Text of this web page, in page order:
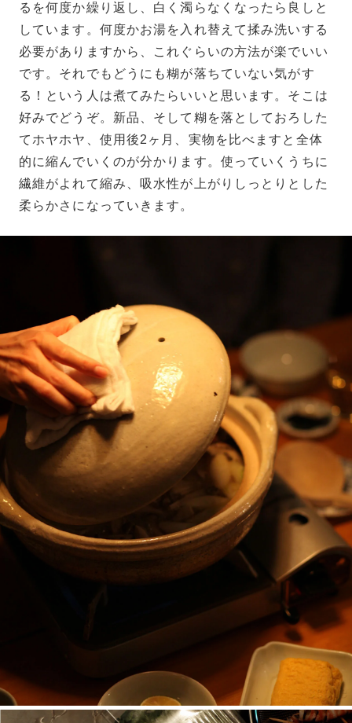
るを何度か繰り返し、白く濁らなくなったら良しと
しています。何度かお湯を入れ替えて揉み洗いする
必要がありますから、これぐらいの方法が楽でいい
です。それでもどうにも糊が落ちていない気がす
る！という人は煮てみたらいいと思います。そこは
好みでどうぞ。新品、そして糊を落としておろした
てホヤホヤ、使用後2ヶ月、実物を比べますと全体
的に縮んでいくのが分かります。使っていくうちに
繊維がよれて縮み、吸水性が上がりしっとりとした
柔らかさになっていきます。